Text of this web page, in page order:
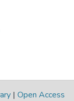
| Open Access